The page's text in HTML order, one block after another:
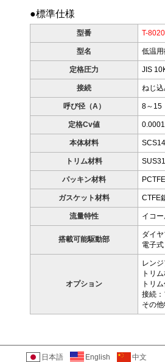
●標準仕様
型番 T-8020
型名 低温
定格圧力 JIS
接続 ねじ込
呼び径（A） 8～15
定格Cv値
本体材料
トリム材料
パッキン材料 PCTFE
ガスケット材料 CTFE
流量特性 イコ
搭載可能駆動部
ダイ
電子
オプション
レン
トリ
トリ
接続
その
日本語 English 中文